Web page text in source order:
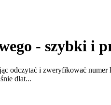
- szybki i
odczytać i zweryfikować
dlat...